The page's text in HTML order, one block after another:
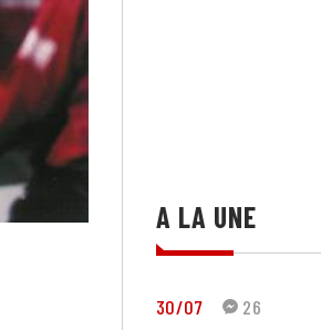
A LA UNE
30/07 26